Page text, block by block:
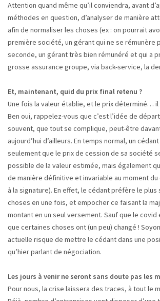
Attention quand même qu’il conviendra, avant
méthodes en question, d’analyser de manière
afin de normaliser les choses (ex : on pourrait
première société, un gérant qui ne se rémunère
seconde, un gérant très bien rémunéré et qui a
grosse assurance groupe, via back-service, la
Et, maintenant, quid du prix final retenu ?
Une fois la valeur établie, et le prix déterminé…
Ben oui, rappelez-vous que c’est l’idée de
souvent, que tout se complique, peut-être
aujourd’hui d’ailleurs. En temps normal, un
seulement que le prix de cession de sa société
possible de la valeur estimée, mais également
de manière définitive et invariable au moment du
à la signature). En effet, le cédant préfère le
choses en une fois, et empocher ce faisant la
montant en un seul versement. Sauf que le
que certaines choses ont (un peu) changé !
actuelle risque de mettre le cédant dans une
qu’hier parlant de négociation.
Les jours à venir ne seront sans doute pas les
Pour nous, la crise laissera des traces, à tout le